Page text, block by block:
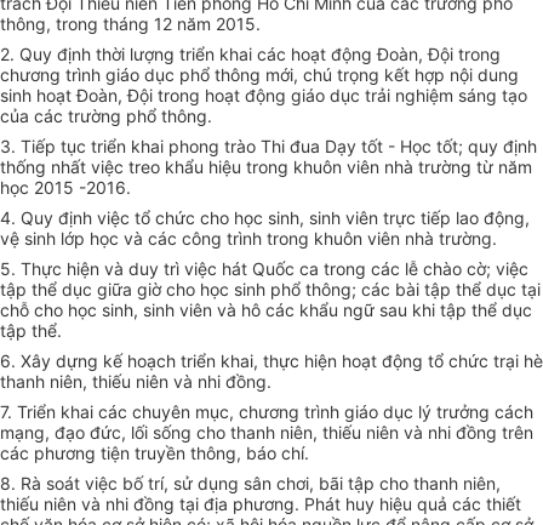
thông, trong tháng 12 năm 2015.
2. Quy định thời lượng triển khai các hoạt động Đoàn, Đội trong
chương trình giáo dục phổ thông mới, chú trọng kết hợp nội dung
sinh hoạt Đoàn, Đội trong hoạt động giáo dục trải nghiệm sáng tạo
của các trường phổ thông.
3. Tiếp tục triển khai phong trào Thi đua Dạy tốt - Học tốt; quy định
thống nhất việc treo khẩu hiệu trong khuôn viên nhà trường từ năm
học 2015 -2016.
4. Quy định việc tổ chức cho học sinh, sinh viên trực tiếp lao động,
vệ sinh lớp học và các công trình trong khuôn viên nhà trường.
5. Thực hiện và duy trì việc hát Quốc ca trong các lễ chào cờ; việc
tập thể dục giữa giờ cho học sinh phổ thông; các bài tập thể dục tại
chỗ cho học sinh, sinh viên và hô các khẩu ngữ sau khi tập thể dục
tập thể.
6. Xây dựng kế hoạch triển khai, thực hiện hoạt động tổ chức trại hè
thanh niên, thiếu niên và nhi đồng.
7. Triển khai các chuyên mục, chương trình giáo dục lý trưởng cách
mạng, đạo đức, lối sống cho thanh niên, thiếu niên và nhi đồng trên
các phương tiện truyền thông, báo chí.
8. Rà soát việc bố trí, sử dụng sân chơi, bãi tập cho thanh niên,
thiếu niên và nhi đồng tại địa phương. Phát huy hiệu quả các thiết